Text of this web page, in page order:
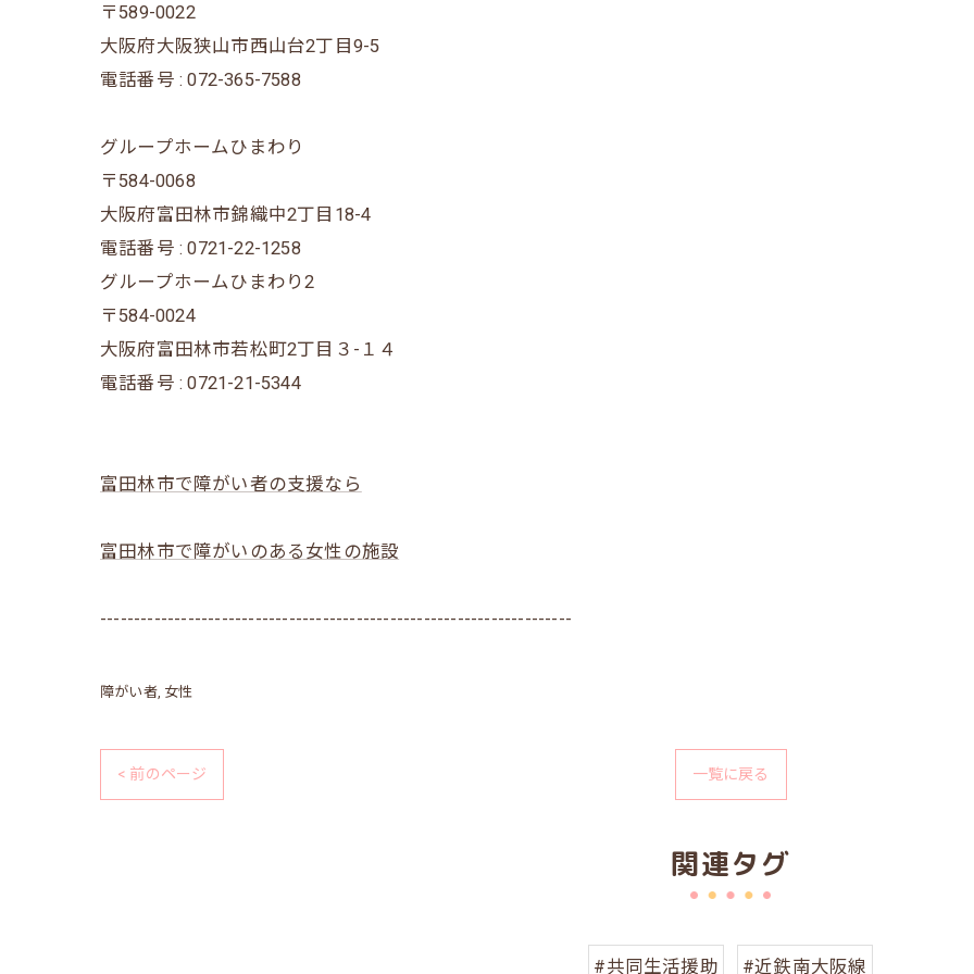
〒589-0022
大阪府大阪狭山市西山台2丁目9-5
電話番号 : 072-365-7588
グループホームひまわり
〒584-0068
大阪府富田林市錦織中2丁目18-4
電話番号 : 0721-22-1258
グループホームひまわり2
〒584-0024
大阪府富田林市若松町2丁目３-１４
電話番号 : 0721-21-5344
富田林市で障がい者の支援なら
富田林市で障がいのある女性の施設
----------------------------------------------------------------------
障がい者 女性
< 前のページ 一覧に戻る
関連タグ
#共同生活援助 #近鉄南大阪線